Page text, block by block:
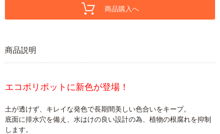
商品購入へ
商品説明
エコポリポットに新色が登場！
土が透けず、キレイな発色で長期間美しい色合いをキープ。
底面に排水穴を備え、水はけの良い設計の為、植物の根腐れを抑制
します。